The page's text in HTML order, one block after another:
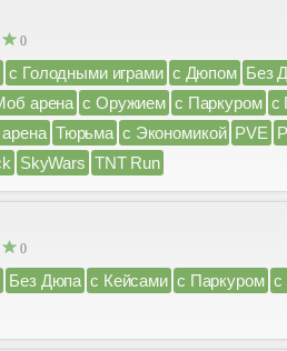
0
с Голодными играми с Дюпом Без
арена с Оружием с Паркуром с
Тюрьма с Экономикой PVE
SkyWars TNT Run
0
Без Дюпа с Кейсами с Паркуром с